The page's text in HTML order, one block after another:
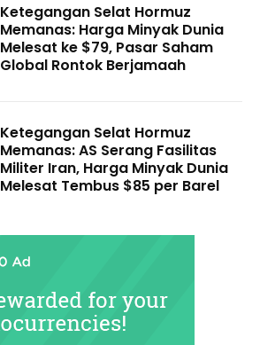
Ketegangan Selat Hormuz
Memanas: Harga Minyak Dunia
Melesat ke $79, Pasar Saham
Global Rontok Berjamaah
Ketegangan Selat Hormuz
Memanas: AS Serang Fasilitas
Militer Iran, Harga Minyak Dunia
Melesat Tembus $85 per Barel